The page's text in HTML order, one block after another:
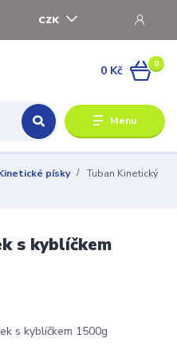
Menu
CZK
0
0 Kč
písky
Tuban Kinetický
s kyblíčkem